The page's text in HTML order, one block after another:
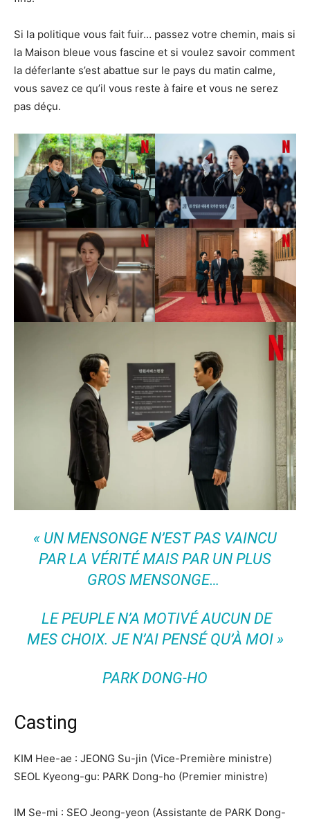
Si la politique vous fait fuir… passez votre chemin, mais si
la Maison bleue vous fascine et si voulez savoir comment
la déferlante s’est abattue sur le pays du matin calme,
vous savez ce qu’il vous reste à faire et vous ne serez
pas déçu.
« UN MENSONGE N’EST PAS VAINCU
PAR LA VÉRITÉ MAIS PAR UN PLUS
GROS MENSONGE…
LE PEUPLE N’A MOTIVÉ AUCUN DE
MES CHOIX. JE N’AI PENSÉ QU’À MOI »
PARK DONG-HO
Casting
KIM Hee-ae : JEONG Su-jin (Vice-Première ministre)
SEOL Kyeong-gu: PARK Dong-ho (Premier ministre)
IM Se-mi : SEO Jeong-yeon (Assistante de PARK Dong-